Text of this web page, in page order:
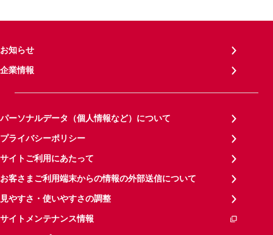
お知らせ
企業情報
パーソナルデータ（個人情報など）について
プライバシーポリシー
サイトご利用にあたって
お客さまご利用端末からの情報の外部送信について
見やすさ・使いやすさの調整
サイトメンテナンス情報